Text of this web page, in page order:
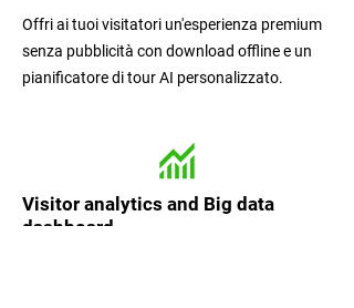
Offri ai tuoi visitatori un'esperienza premium
senza pubblicità con download offline e un
pianificatore di tour AI personalizzato.
Visitor analytics and Big data
dashboard